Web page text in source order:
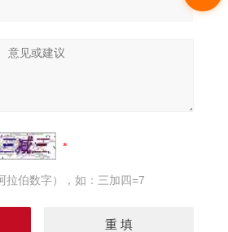
拉伯数字），如：三加四=7